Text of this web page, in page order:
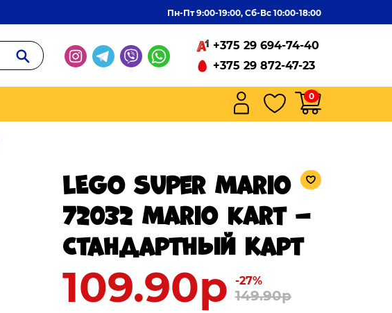
Пн-Пт 9:00-19:00, Сб-Вс 10:00-18:00
+375 29 694-74-40
+375 29 872-47-23
0
LEGO Super Mario
72032 Mario Kart –
Стандартный карт
109.90р -27%
149.90р